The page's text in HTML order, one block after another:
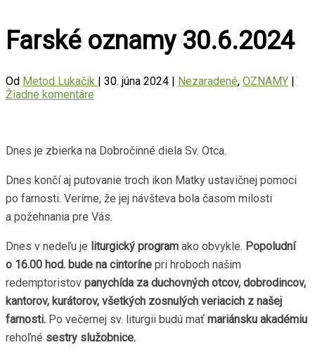
Farské oznamy 30.6.2024
Od Metod Lukačik | 30. júna 2024 | Nezaradené, OZNAMY |
Žiadne komentáre
Dnes je zbierka na Dobročinné diela Sv. Otca.
Dnes končí aj putovanie troch ikon Matky ustavičnej pomoci
po farnosti. Veríme, že jej návšteva bola časom milosti
a požehnania pre Vás.
Dnes v nedeľu je liturgický program ako obvykle. Popoludní
o 16.00 hod. bude na cintoríne pri hroboch našim
redemptoristov panychída za duchovných otcov, dobrodincov,
kantorov, kurátorov, všetkých zosnulých veriacich z našej
farnosti. Po večernej sv. liturgii budú mať mariánsku akadémiu
rehoľné sestry služobnice.